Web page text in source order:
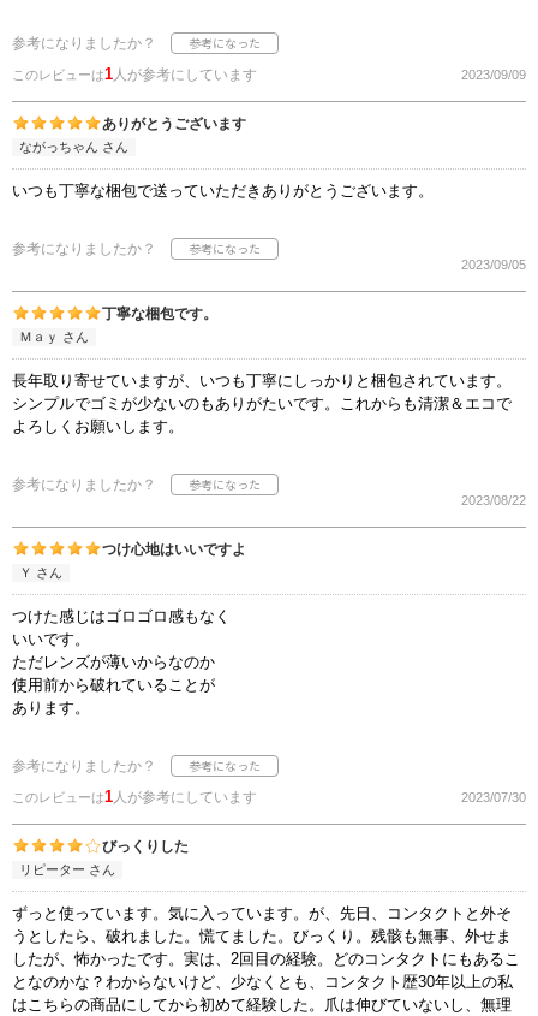
参考になりましたか？
このレビューは1人が参考にしています 2023/09/09
ありがとうございます
ながっちゃん さん
いつも丁寧な梱包で送っていただきありがとうございます。
参考になりましたか？
2023/09/05
丁寧な梱包です。
Ｍａｙ さん
長年取り寄せていますが、いつも丁寧にしっかりと梱包されています。
シンプルでゴミが少ないのもありがたいです。これからも清潔＆エコで
よろしくお願いします。
参考になりましたか？
2023/08/22
つけ心地はいいですよ
Ｙ さん
つけた感じはゴロゴロ感もなく
いいです。
ただレンズが薄いからなのか
使用前から破れていることが
あります。
参考になりましたか？
このレビューは1人が参考にしています 2023/07/30
びっくりした
リピーター さん
ずっと使っています。気に入っています。が、先日、コンタクトと外そ
うとしたら、破れました。慌てました。びっくり。残骸も無事、外せま
したが、怖かったです。実は、2回目の経験。どのコンタクトにもあるこ
となのかな？わからないけど、少なくとも、コンタクト歴30年以上の私
はこちらの商品にしてから初めて経験した。爪は伸びていないし、無理